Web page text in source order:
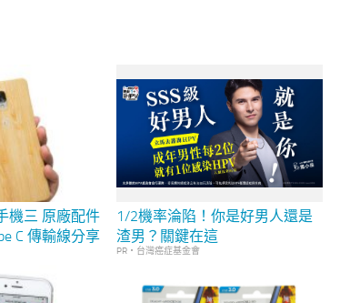
機三 原廠配件
C 傳輸線分享
1/2機率淪陷！你是好男人還是
渣男？關鍵在這
PR・台灣癌症基金會